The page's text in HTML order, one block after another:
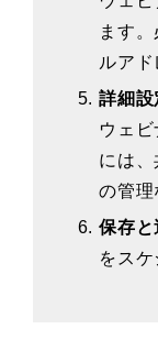
ます
ルアド
詳細設
ウェ
には
の管理
保存と
をスケ